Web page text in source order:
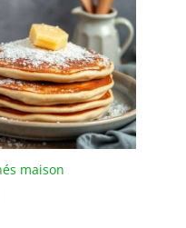
fête d'Halloween
vos souhaits et
une atmosphère
Idéal
ménages avec
animaux
et les hôtes
à la recherche
de
actif
maison